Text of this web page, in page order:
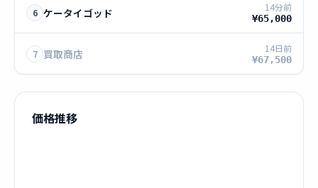
6 ケータイゴッド 14分前
¥65,000
7 買取商店 14日前
¥67,500
価格推移